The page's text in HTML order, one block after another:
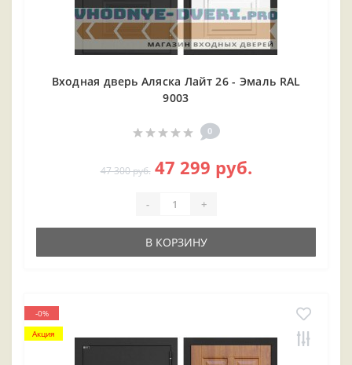
Входная дверь Аляска Лайт 26 - Эмаль RAL
9003
0
47 300 руб. 47 299 руб.
- +
В КОРЗИНУ
-0%
Акция